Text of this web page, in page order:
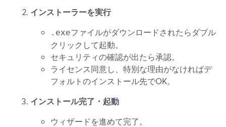
インストーラーを実行
.exeファイルがダウンロードされたらダブル
クリックして起動。
セキュリティの確認が出たら承認。
ライセンス同意し、特別な理由がなければデ
フォルトのインストール先でOK。
インストール完了・起動
ウィザードを進めて完了。